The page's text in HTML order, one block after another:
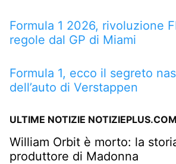
Formula 1 2026, rivoluzione
regole dal GP di Miami
Formula 1, ecco il segreto
dell’auto di Verstappen
ULTIME NOTIZIE NOTIZIEPLUS.COM
William Orbit è morto: la
produttore di Madonna